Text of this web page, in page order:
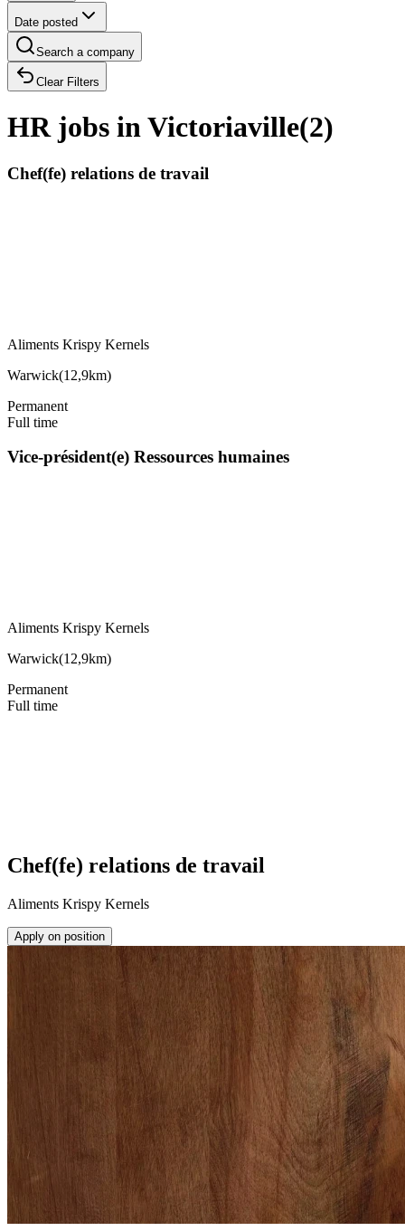
Date posted
Search a company
Clear Filters
HR jobs in Victoriaville(2)
Chef(fe) relations de travail
Aliments Krispy Kernels
Warwick(12,9km)
Permanent
Full time
Vice-président(e) Ressources humaines
Aliments Krispy Kernels
Warwick(12,9km)
Permanent
Full time
Chef(fe) relations de travail
Aliments Krispy Kernels
Apply on position